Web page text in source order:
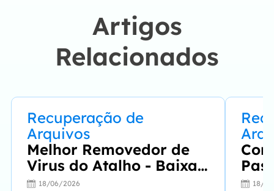
Windows, Mac e
smartphone."…
Artigos
Relacionados
Recuperação de
Arquivos
Melhor Removedor de
Virus do Atalho - Baixar
Grátis
18/06/2026
18/